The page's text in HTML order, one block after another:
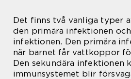
Det finns två vanliga typer
den primära infektionen
infektionen. Den primära
när barnet får vattkoppor
Den sekundära infektionen
immunsystemet blir